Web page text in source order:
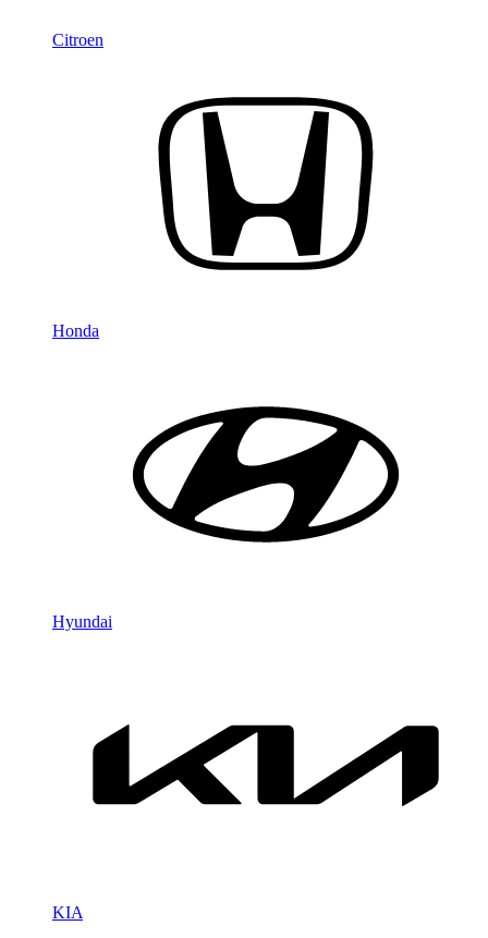
Citroen
Honda
Hyundai
KIA